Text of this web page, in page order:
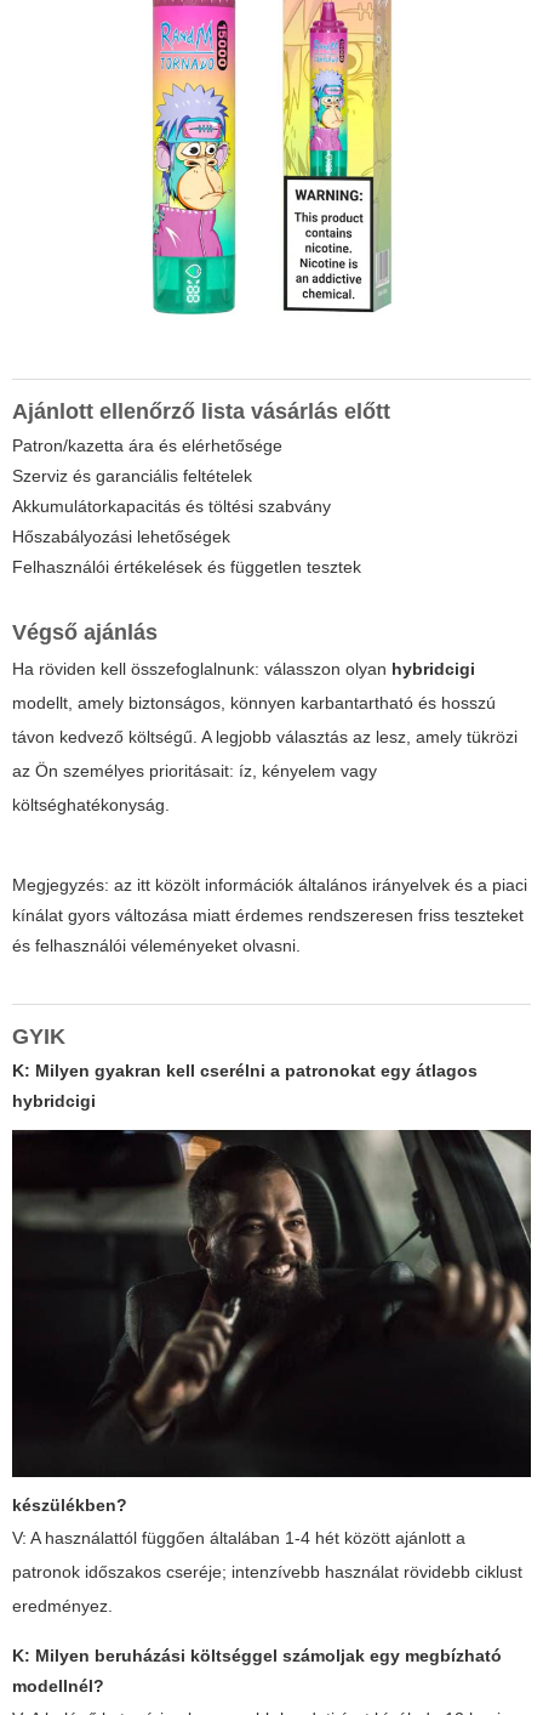
Ajánlott ellenőrző lista vásárlás előtt
Patron/kazetta ára és elérhetősége
Szerviz és garanciális feltételek
Akkumulátorkapacitás és töltési szabvány
Hőszabályozási lehetőségek
Felhasználói értékelések és független tesztek
Végső ajánlás
Ha röviden kell összefoglalnunk: válasszon olyan hybridcigi
modellt, amely biztonságos, könnyen karbantartható és hosszú
távon kedvező költségű. A legjobb választás az lesz, amely tükrözi
az Ön személyes prioritásait: íz, kényelem vagy
költséghatékonyság.
Megjegyzés: az itt közölt információk általános irányelvek és a piaci
kínálat gyors változása miatt érdemes rendszeresen friss teszteket
és felhasználói véleményeket olvasni.
GYIK
K: Milyen gyakran kell cserélni a patronokat egy átlagos
hybridcigi
készülékben?
V: A használattól függően általában 1-4 hét között ajánlott a
patronok időszakos cseréje; intenzívebb használat rövidebb ciklust
eredményez.
K: Milyen beruházási költséggel számoljak egy megbízható
modellnél?